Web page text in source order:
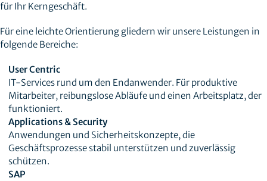
für Ihr Kerngeschäft.
Für eine leichte Orientierung gliedern wir unsere Leistungen in
folgende Bereiche:
User Centric
IT-Services rund um den Endanwender. Für produktive
Mitarbeiter, reibungslose Abläufe und einen Arbeitsplatz, der
funktioniert.
Applications & Security
Anwendungen und Sicherheitskonzepte, die
Geschäftsprozesse stabil unterstützen und zuverlässig
schützen.
SAP